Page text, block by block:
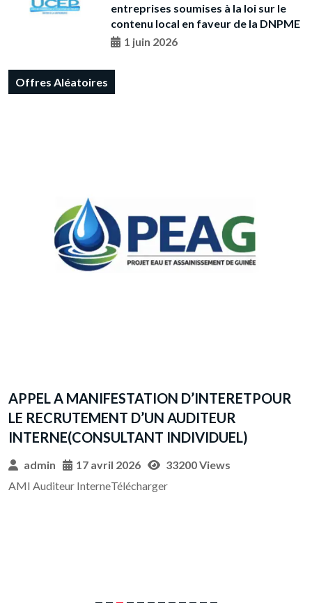
entreprises soumises à la loi sur le
contenu local en faveur de la DNPME
1 juin 2026
Offres Aléatoires
AVIS GENERAL DE PASSATION DES MARCHES
PUBLICS
admin 17 avril 2026 30656 Views